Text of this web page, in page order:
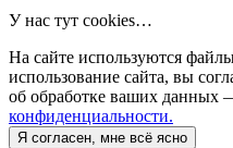
У нас тут cookies…
На сайте используются
использование сайта, вы
об обработке ваших данных
конфиденциальности.
Я согласен, мне всё ясно